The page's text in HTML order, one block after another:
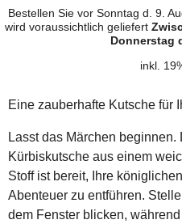
Bestellen Sie vor Sonntag d. 9.
wird voraussichtlich geliefert
Donnerstag
inkl.
Eine zauberhafte Kutsche für
Lasst das Märchen
Kürbiskutsche aus einem
Stoff ist bereit, Ihre
Abenteuer zu entführen.
dem Fenster blicken,